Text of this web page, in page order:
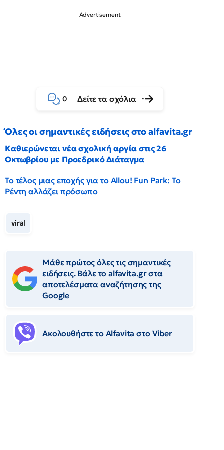
0 Δείτε τα σχόλια
Όλες οι σημαντικές ειδήσεις στο alfavita.gr
Καθιερώνεται νέα σχολική αργία στις 26
Οκτωβρίου με Προεδρικό Διάταγμα
Το τέλος μιας εποχής για το Allou! Fun Park: Το
Ρέντη αλλάζει πρόσωπο
viral
Μάθε πρώτος όλες τις σημαντικές
ειδήσεις. Βάλε το alfavita.gr στα
αποτελέσματα αναζήτησης της
Google
Ακολουθήστε το Αlfavita στο Viber